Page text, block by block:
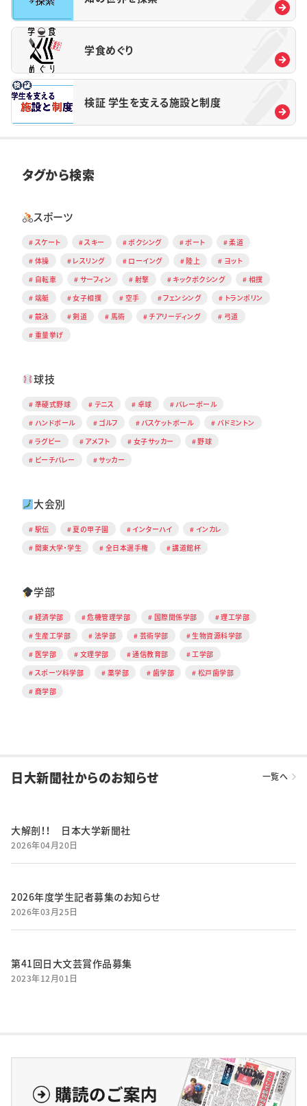
学食めぐり
検証 学生を支える施設と制度
タグから検索
スポーツ
スケート スキー ボクシング ボート
柔道
体操
レスリング ローイング 陸上
ヨット
自転車
サーフィン 射撃 キックボクシング
相撲
端艇
女子相撲 空手 フェンシング
トランポリン
競泳
剣道 馬術 チアリーディング
弓道
重量挙げ
球技
準硬式野球 テニス 卓球
バレーボール
ハンドボール
ゴルフ バスケットボール
バドミントン
ラグビー
アメフト 女子サッカー
野球
ビーチバレー
サッカー
大会別
駅伝 夏の甲子園 インターハイ
インカレ
関東大学・学生
全日本選手権 講道館杯
学部
経済学部 危機管理学部 国際関係学部
理工学部
生産工学部
法学部 芸術学部
生物資源科学部
医学部
文理学部 通信教育部
工学部
スポーツ科学部
薬学部 歯学部
松戸歯学部
商学部
日大新聞社からのお知らせ 一覧へ
大解剖！！ 日本大学新聞社
2026年04月20日
2026年度学生記者募集のお知らせ
2026年03月25日
第41回日大文芸賞作品募集
2023年12月01日